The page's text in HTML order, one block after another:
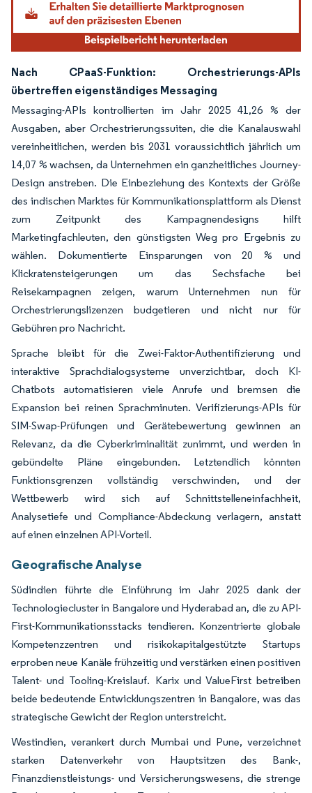
Nach CPaaS-Funktion: Orchestrierungs-APIs
übertreffen eigenständiges Messaging
Messaging-APIs kontrollierten im Jahr 2025 41,26 % der
Ausgaben, aber Orchestrierungssuiten, die die Kanalauswahl
vereinheitlichen, werden bis 2031 voraussichtlich jährlich um
14,07 % wachsen, da Unternehmen ein ganzheitliches Journey-
Design anstreben. Die Einbeziehung des Kontexts der Größe
des indischen Marktes für Kommunikationsplattform als Dienst
zum Zeitpunkt des Kampagnendesigns hilft
Marketingfachleuten, den günstigsten Weg pro Ergebnis zu
wählen. Dokumentierte Einsparungen von 20 % und
Klickratensteigerungen um das Sechsfache bei
Reisekampagnen zeigen, warum Unternehmen nun für
Orchestrierungslizenzen budgetieren und nicht nur für
Gebühren pro Nachricht.
Sprache bleibt für die Zwei-Faktor-Authentifizierung und
interaktive Sprachdialogsysteme unverzichtbar, doch KI-
Chatbots automatisieren viele Anrufe und bremsen die
Expansion bei reinen Sprachminuten. Verifizierungs-APIs für
SIM-Swap-Prüfungen und Gerätebewertung gewinnen an
Relevanz, da die Cyberkriminalität zunimmt, und werden in
gebündelte Pläne eingebunden. Letztendlich könnten
Funktionsgrenzen vollständig verschwinden, und der
Wettbewerb wird sich auf Schnittstelleneinfachheit,
Analysetiefe und Compliance-Abdeckung verlagern, anstatt
auf einen einzelnen API-Vorteil.
Geografische Analyse
Südindien führte die Einführung im Jahr 2025 dank der
Technologiecluster in Bangalore und Hyderabad an, die zu API-
First-Kommunikationsstacks tendieren. Konzentrierte globale
Kompetenzzentren und risikokapitalgestützte Startups
erproben neue Kanäle frühzeitig und verstärken einen positiven
Talent- und Tooling-Kreislauf. Karix und ValueFirst betreiben
beide bedeutende Entwicklungszentren in Bangalore, was das
strategische Gewicht der Region unterstreicht.
Westindien, verankert durch Mumbai und Pune, verzeichnet
starken Datenverkehr von Hauptsitzen des Bank-,
Finanzdienstleistungs- und Versicherungswesens, die strenge